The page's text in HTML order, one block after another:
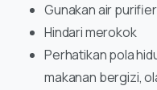
Gunakan air purifier
Hindari merokok
Perhatikan pola
makanan bergizi,